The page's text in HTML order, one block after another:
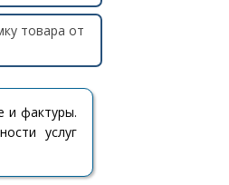
товара от
и фактуры.
услуг